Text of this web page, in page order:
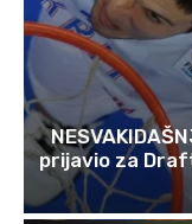
prijavio za